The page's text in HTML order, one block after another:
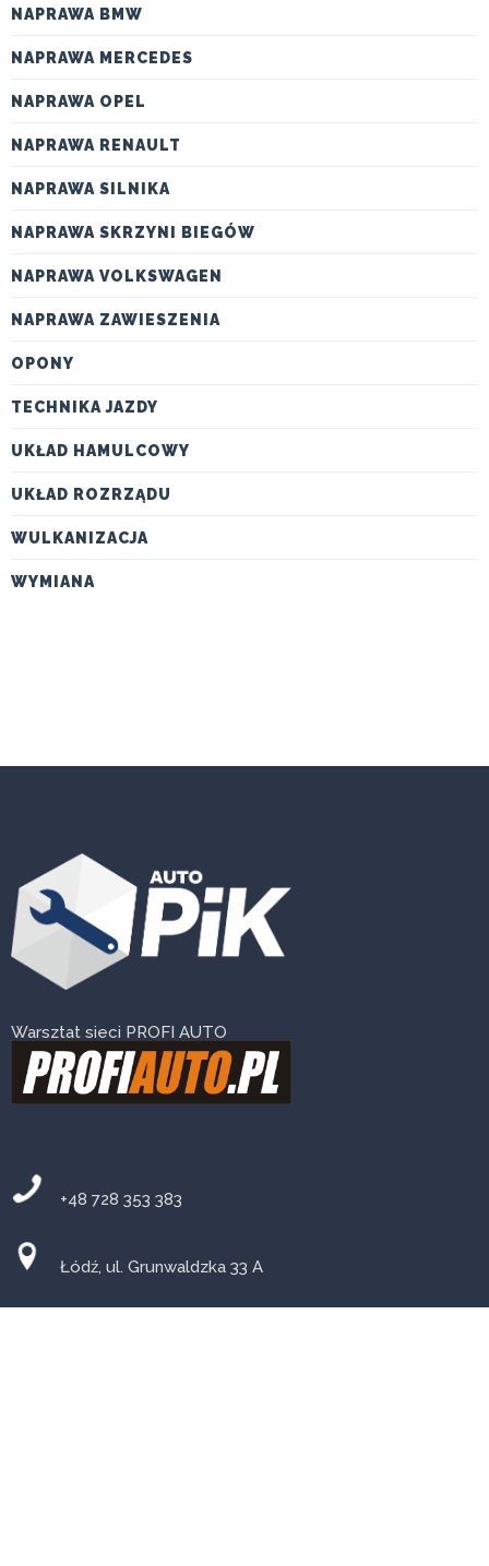
NAPRAWA BMW
NAPRAWA MERCEDES
NAPRAWA OPEL
NAPRAWA RENAULT
NAPRAWA SILNIKA
NAPRAWA SKRZYNI BIEGÓW
NAPRAWA VOLKSWAGEN
NAPRAWA ZAWIESZENIA
OPONY
TECHNIKA JAZDY
UKŁAD HAMULCOWY
UKŁAD ROZRZĄDU
WULKANIZACJA
WYMIANA
Warsztat sieci PROFI AUTO
+48 728 353 383
Łódź, ul. Grunwaldzka 33 A